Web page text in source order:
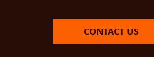
CONTACT US